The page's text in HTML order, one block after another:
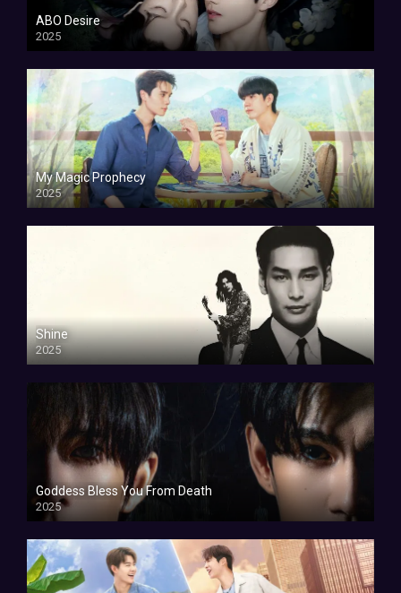
ABO Desire
2025
My Magic Prophecy
2025
Shine
2025
Goddess Bless You From Death
2025